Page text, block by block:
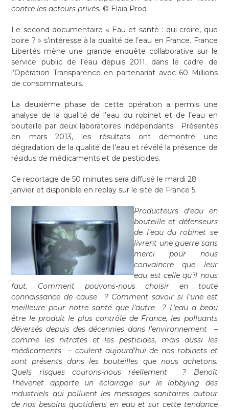
contre les acteurs privés. © Elaia Prod
Le second documentaire « Eau et santé : qui croire, que
boire ? » s’intéresse à la qualité de l’eau en France. France
Libertés mène une grande enquête collaborative sur le
service public de l’eau depuis 2011, dans le cadre de
l’Opération Transparence en partenariat avec 60 Millions
de consommateurs.
La deuxième phase de cette opération a permis une
analyse de la qualité de l’eau du robinet et de l’eau en
bouteille par deux laboratoires indépendants. Présentés
en mars 2013, les résultats ont démontré une
dégradation de la qualité de l’eau et révélé la présence de
résidus de médicaments et de pesticides.
Ce reportage de 50 minutes sera diffusé le mardi 28
janvier et disponible en replay sur le site de France 5.
Producteurs d’eau en
bouteille et défenseurs
de l’eau du robinet se
livrent une guerre sans
merci pour nous
convaincre que leur
eau est celle qu’il nous
faut. Comment pouvons-nous choisir en toute
connaissance de cause ? Comment savoir si l’une est
meilleure pour notre santé que l’autre ? L’eau a beau
être le produit le plus contrôlé de France, les polluants
déversés depuis des décennies dans l’environnement –
comme les nitrates et les pesticides, mais aussi les
médicaments – coulent aujourd’hui de nos robinets et
sont présents dans les bouteilles que nous achetons.
Quels risques courons-nous réellement ? Benoît
Thévenet apporte un éclairage sur le lobbying des
industriels qui polluent les messages sanitaires autour
de nos besoins quotidiens en eau et sur cette tendance